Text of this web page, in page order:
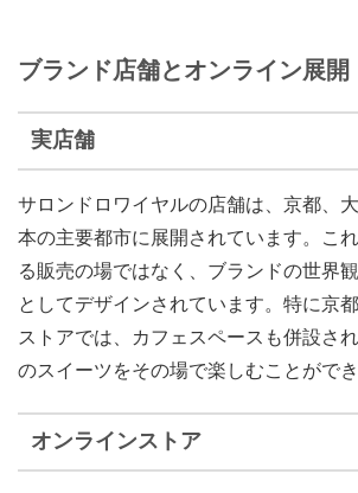
ブランド店舗とオンライン展開
実店舗
サロンドロワイヤルの店舗は、京都、
本の主要都市に展開されています。こ
る販売の場ではなく、ブランドの世界
としてデザインされています。特に京
ストアでは、カフェスペースも併設さ
のスイーツをその場で楽しむことができ
オンラインストア